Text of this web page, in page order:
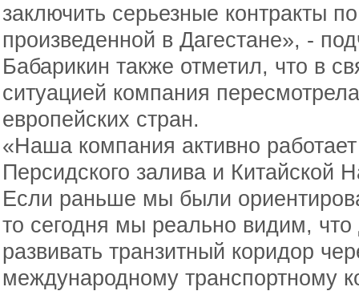
заключить серьезные контракты
произведенной в Дагестане», -
Бабарикин также отметил, что в
ситуацией компания
европейских стран.
«Наша компания активно
Персидского залива и Китайской
Если раньше мы были
то сегодня мы реально видим,
развивать транзитный коридор
международному транспортному